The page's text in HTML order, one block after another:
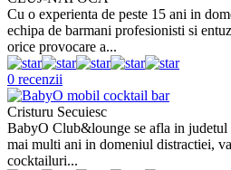
Cu o experienta de peste 15 ani in
echipa de barmani profesionisti si
orice provocare a...
0 recenzii
Cristuru Secuiesc
BabyO Club&lounge se afla in judetul
mai multi ani in domeniul distractiei,
cocktailuri...